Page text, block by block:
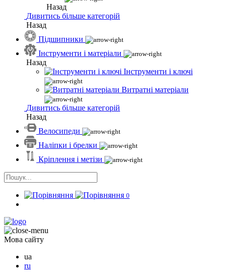
Назад
Дивитись більше категорій
Назад
Підшипники
Інструменти і матеріали
Назад
Інструменти і ключі
Витратні матеріали
Дивитись більше категорій
Назад
Велосипеди
Наліпки і брелки
Кріплення і метізи
0
Мова сайту
ua
ru